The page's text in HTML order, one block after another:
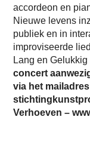
accordeon en
Nieuwe levens
publiek en in
improviseerde
Lang en
concert
via het
Verhoeven –